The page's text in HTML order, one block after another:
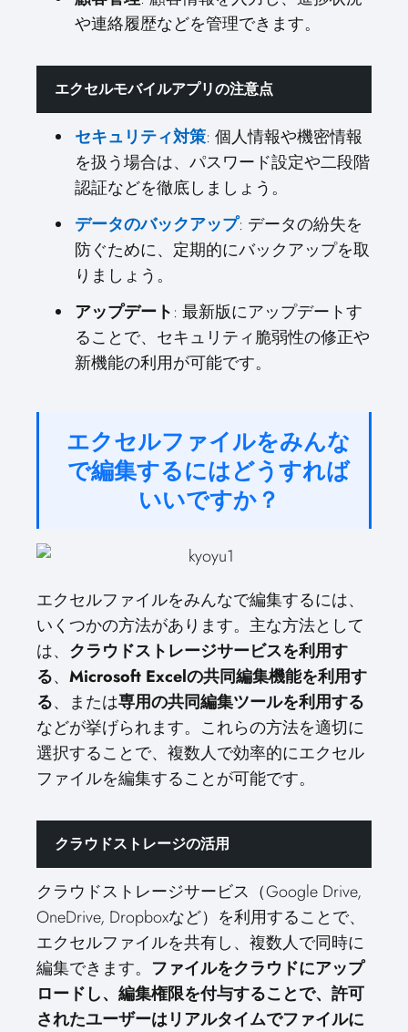
や連絡履歴などを管理できます。
エクセルモバイルアプリの注意点
セキュリティ対策: 個人情報や機密情報
を扱う場合は、パスワード設定や二段階
認証などを徹底しましょう。
データのバックアップ: データの紛失を
防ぐために、定期的にバックアップを取
りましょう。
アップデート: 最新版にアップデートす
ることで、セキュリティ脆弱性の修正や
新機能の利用が可能です。
エクセルファイルをみんな
で編集するにはどうすれば
いいですか？
エクセルファイルをみんなで編集するには、
いくつかの方法があります。主な方法として
は、 クラウドストレージサービスを利用す
る、 Microsoft Excelの共同編集機能を利用す
る、または専用の共同編集ツールを利用する
などが挙げられます。これらの方法を適切に
選択することで、複数人で効率的にエクセル
ファイルを編集することが可能です。
クラウドストレージの活用
クラウドストレージサービス（Google Drive,
OneDrive, Dropboxなど）を利用することで、
エクセルファイルを共有し、複数人で同時に
編集できます。 ファイルをクラウドにアップ
ロードし、編集権限を付与することで、許可
されたユーザーはリアルタイムでファイルに